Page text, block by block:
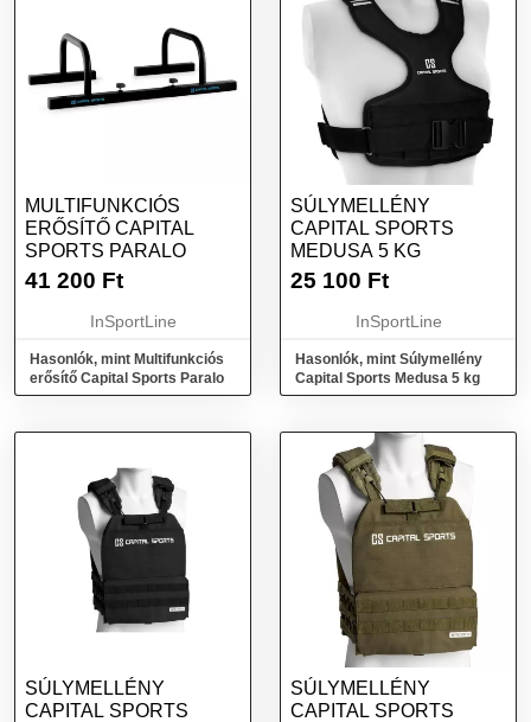
MULTIFUNKCIÓS
ERŐSÍTŐ CAPITAL
SPORTS PARALO
41 200 Ft
InSportLine
Hasonlók, mint Multifunkciós
erősítő Capital Sports Paralo
SÚLYMELLÉNY
CAPITAL SPORTS
MEDUSA 5 KG
25 100 Ft
InSportLine
Hasonlók, mint Súlymellény
Capital Sports Medusa 5 kg
SÚLYMELLÉNY
CAPITAL SPORTS
SÚLYMELLÉNY
CAPITAL SPORTS